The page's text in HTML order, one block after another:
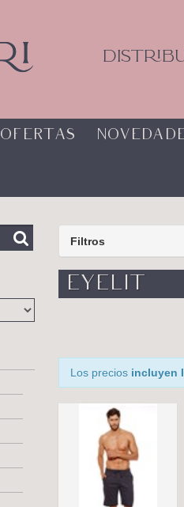
OFERTAS
Filtros
EYELIT
Los precios incluyen